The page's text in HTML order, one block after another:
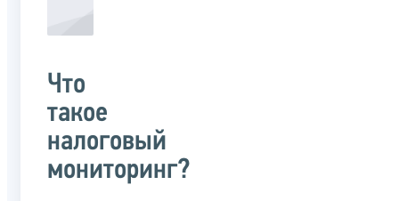
Что
такое
налоговый
мониторинг?